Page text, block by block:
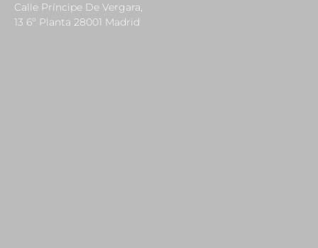
Calle Príncipe De Vergara,
13 6º Planta 28001 Madrid